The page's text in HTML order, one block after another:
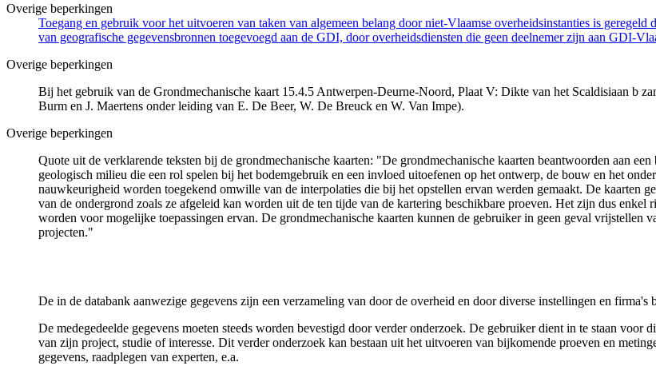
Overige beperkingen
Toegang en gebruik voor het uitvoeren van taken van algemeen belang door niet-Vlaamse overheidsinstanties is
van geografische gegevensbronnen toegevoegd aan de GDI, door overheidsdiensten die geen deelnemer zijn aan GDI-
Overige beperkingen
Bij het gebruik van de Grondmechanische kaart 15.4.5 Antwerpen-Deurne-Noord, Plaat V: Dikte van het Scaldisiaan b
Burm en J. Maertens onder leiding van E. De Beer, W. De Breuck en W. Van Impe).
Overige beperkingen
Quote uit de verklarende teksten bij de grondmechanische kaarten: "De grondmechanische kaarten beantwoorden aan
geologisch milieu die een rol spelen bij het bodemgebruik en een invloed uitoefenen op het ontwerp, de bouw en het
nauwkeurigheid worden toegekend omwille van de interpolaties die bij het opstellen ervan werden gemaakt. De kaarten
van de ondergrond zoals ze afgeleid kan worden uit de ten tijde van de kartering beschikbare proeven. Het zijn dus
worden voor mogelijke toepassingen ervan. De grondmechanische kaarten kunnen de gebruiker in geen geval vrijstellen
projecten."
De in de databank aanwezige gegevens zijn een verzameling van door de overheid en door diverse instellingen en firma's
De medegedeelde gegevens moeten steeds worden bevestigd door verder onderzoek. De gebruiker dient in te staan
van zijn project, studie of interesse. Dit verder onderzoek kan bestaan uit het uitvoeren van bijkomende proeven en
gegevens, raadplegen van experten, e.a.